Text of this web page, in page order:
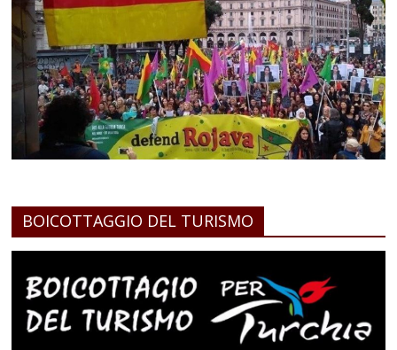
BOICOTTAGGIO DEL TURISMO